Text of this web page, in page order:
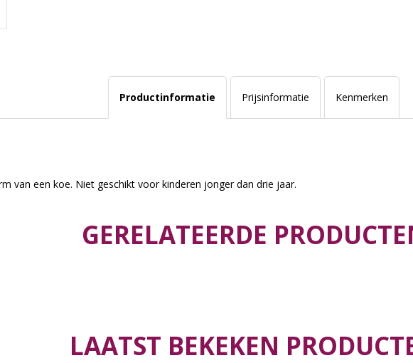
Productinformatie Prijsinformatie Kenmerken
van een koe. Niet geschikt voor kinderen jonger dan drie jaar.
GERELATEERDE
LAATST BEKEKEN